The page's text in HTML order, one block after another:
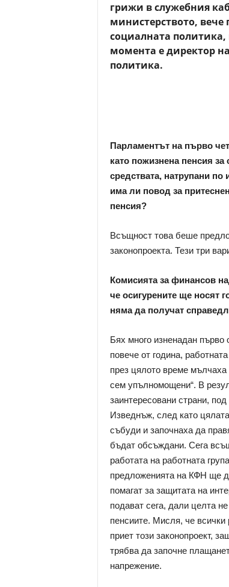
грижи в служебния
министерството,
социалната политика,
момента е директор
политика.
Парламентът на първо
като пожизнена пенсия
средствата, натрупани
има ли повод за
пенсия?
Всъщност това беше
законопроекта. Тези три
Комисията за финансов
че осигурените ще носят
няма да получат
Бях много изненадан
повече от година,
през цялото време мълчаха
сем упълномощени“. В
заинтересовани страни,
Изведнъж, след като
събуди и започнаха да
бъдат обсъждани. Сега
работата на работната
предложенията на КФН ще
помагат за защитата на
подават сега, дали целта
пенсиите. Мисля, че всички
приет този законопроект,
трябва да започне
напрежение.